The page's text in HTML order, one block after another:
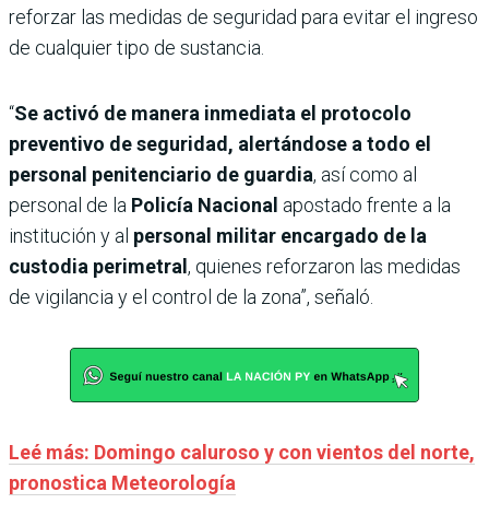
reforzar las medidas de seguridad para evitar el ingreso
de cualquier tipo de sustancia.
“Se activó de manera inmediata el protocolo
preventivo de seguridad, alertándose a todo el
personal penitenciario de guardia, así como al
personal de la Policía Nacional apostado frente a la
institución y al personal militar encargado de la
custodia perimetral , quienes reforzaron las medidas
de vigilancia y el control de la zona”, señaló.
Leé más: Domingo caluroso y con vientos del norte,
pronostica Meteorología